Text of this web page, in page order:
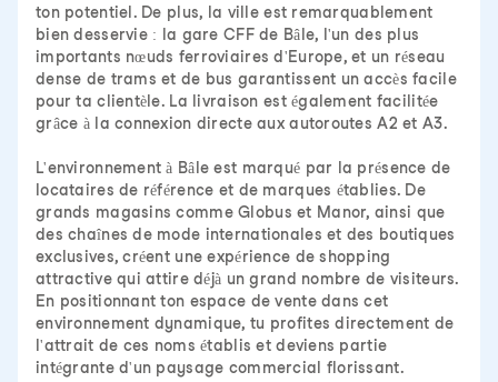
ton potentiel. De plus, la ville est remarquablement
bien desservie : la gare CFF de Bâle, l'un des plus
importants nœuds ferroviaires d'Europe, et un réseau
dense de trams et de bus garantissent un accès facile
pour ta clientèle. La livraison est également facilitée
grâce à la connexion directe aux autoroutes A2 et A3.
L'environnement à Bâle est marqué par la présence de
locataires de référence et de marques établies. De
grands magasins comme Globus et Manor, ainsi que
des chaînes de mode internationales et des boutiques
exclusives, créent une expérience de shopping
attractive qui attire déjà un grand nombre de visiteurs.
En positionnant ton espace de vente dans cet
environnement dynamique, tu profites directement de
l'attrait de ces noms établis et deviens partie
intégrante d'un paysage commercial florissant.